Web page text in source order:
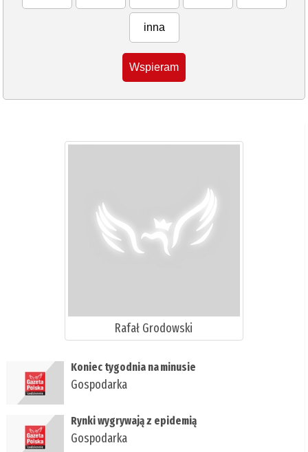
inna
Wspieram
Rafał Grodowski
​Koniec tygodnia na minusie
Gospodarka
​Rynki wygrywają z epidemią
Gospodarka